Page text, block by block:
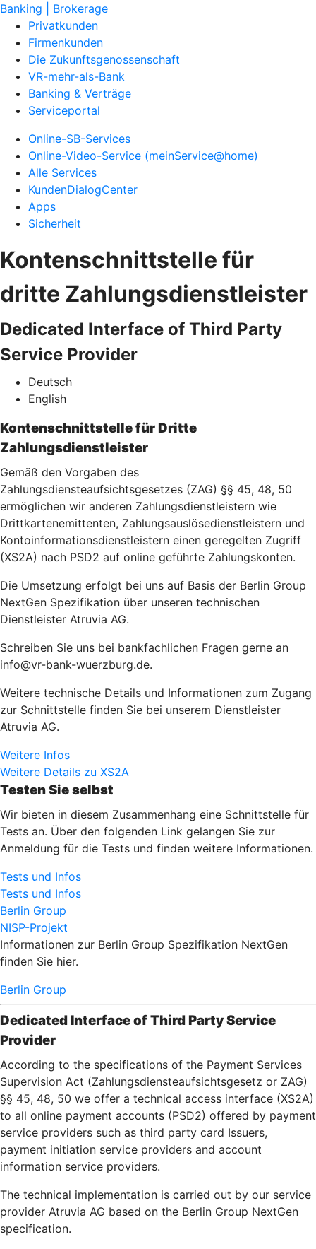
Banking | Brokerage
Privatkunden
Firmenkunden
Die Zukunftsgenossenschaft
VR-mehr-als-Bank
Banking & Verträge
Serviceportal
Online-SB-Services
Online-Video-Service (meinService@home)
Alle Services
KundenDialogCenter
Apps
Sicherheit
Kontenschnittstelle für
dritte Zahlungsdienstleister
Dedicated Interface of Third Party
Service Provider
Deutsch
English
Kontenschnittstelle für Dritte
Zahlungsdienstleister
Gemäß den Vorgaben des
Zahlungsdiensteaufsichtsgesetzes (ZAG) §§ 45, 48, 50
ermöglichen wir anderen Zahlungsdienstleistern wie
Drittkartenemittenten, Zahlungsauslösedienstleistern und
Kontoinformationsdienstleistern einen geregelten Zugriff
(XS2A) nach PSD2 auf online geführte Zahlungskonten.
Die Umsetzung erfolgt bei uns auf Basis der Berlin Group
NextGen Spezifikation über unseren technischen
Dienstleister Atruvia AG.
Schreiben Sie uns bei bankfachlichen Fragen gerne an
info@vr-bank-wuerzburg.de.
Weitere technische Details und Informationen zum Zugang
zur Schnittstelle finden Sie bei unserem Dienstleister
Atruvia AG.
Weitere Infos
Weitere Details zu XS2A
Testen Sie selbst
Wir bieten in diesem Zusammenhang eine Schnittstelle für
Tests an. Über den folgenden Link gelangen Sie zur
Anmeldung für die Tests und finden weitere Informationen.
Tests und Infos
Tests und Infos
Berlin Group
NISP-Projekt
Informationen zur Berlin Group Spezifikation NextGen
finden Sie hier.
Berlin Group
Dedicated Interface of Third Party Service
Provider
According to the specifications of the Payment Services
Supervision Act (Zahlungsdiensteaufsichtsgesetz or ZAG)
§§ 45, 48, 50 we offer a technical access interface (XS2A)
to all online payment accounts (PSD2) offered by payment
service providers such as third party card Issuers,
payment initiation service providers and account
information service providers.
The technical implementation is carried out by our service
provider Atruvia AG based on the Berlin Group NextGen
specification.